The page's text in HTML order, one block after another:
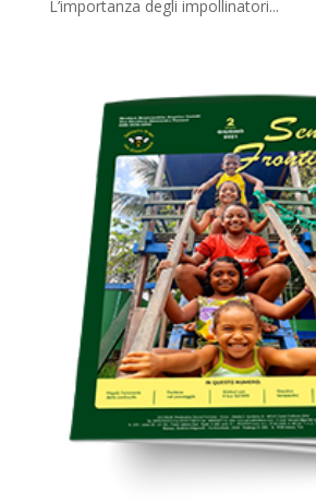
L’importanza degli impollinatori...